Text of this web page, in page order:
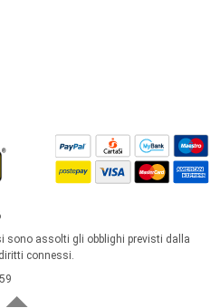
sono assolti gli obblighi previsti dalla
connessi.